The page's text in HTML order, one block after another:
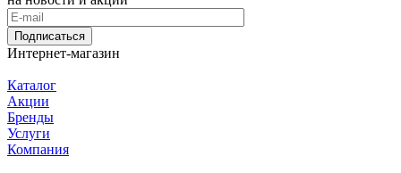
Подписаться
Интернет-магазин
Каталог
Акции
Бренды
Услуги
Компания